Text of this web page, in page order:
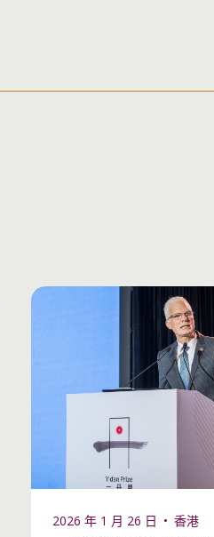
科技
Mark Jordans 教授 Marwa Zahr
2026 年 1 月 26 日 香港